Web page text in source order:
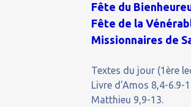
Fête du
Fête de la
Missionnaires de
Textes du jour (1ère
Livre d'Amos 8,4-6.9-
Matthieu 9,9-13.